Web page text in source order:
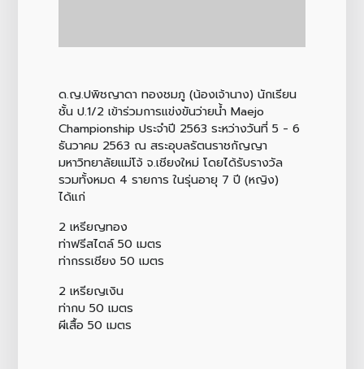
ด.ญ.ปพิชญาดา ทองชมภู (น้องเจ้านาง) นักเรียน
ชั้น ป.1/2 เข้าร่วมการแข่งขันว่ายน้ำ Maejo
Championship ประจำปี 2563 ระหว่างวันที่ 5 - 6
ธันวาคม 2563 ณ สระอุบลรัตนราชกัญญา
มหาวิทยาลัยแม่โจ้ จ.เชียงใหม่ โดยได้รับรางวัล
รวมทั้งหมด 4 รายการ ในรุ่นอายุ 7 ปี (หญิง)
ได้แก่
2 เหรียญทอง
ท่าฟรีสไตล์ 50 เมตร
ท่ากรรเชียง 50 เมตร
2 เหรียญเงิน
ท่ากบ 50 เมตร
ผีเสื้อ 50 เมตร